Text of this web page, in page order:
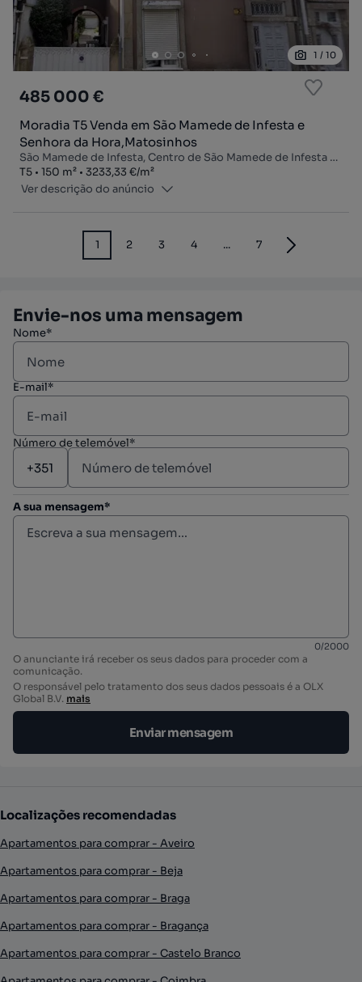
1 / 10
485 000 €
Moradia T5 Venda em São Mamede de Infesta e
Senhora da Hora,Matosinhos
São Mamede de Infesta, Centro de São Mamede de Infesta - Laranjeiras, São Mamede de Infesta e Senhora da Hora, Matosinhos, Porto
Tipologia
T5
Zona150 m²
Preço por metro quadrado
3233,33 €/m²
Ver descrição do anúncio
1 2 3 4 ... 7
Envie-nos uma mensagem
Nome*
E-mail*
Número de telemóvel*
A sua mensagem*
0/2000
O anunciante irá receber os seus dados para proceder com a
comunicação.
O responsável pelo tratamento dos seus dados pessoais é a OLX
Global B.V. mais
Enviar mensagem
Localizações recomendadas
Apartamentos para comprar - Aveiro
Apartamentos para comprar - Beja
Apartamentos para comprar - Braga
Apartamentos para comprar - Bragança
Apartamentos para comprar - Castelo Branco